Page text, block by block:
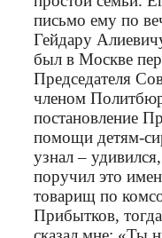
письмо ему по
Гейдару
был в Москве
Председателя
членом
постановление
помощи детям-
узнал –
поручил это
товарищ по
Прибытков,